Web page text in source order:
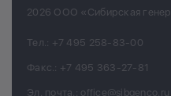
2026 ООО «Сибирская
Тел.: +7 495 258-83-00
Факс.: +7 495 363-27-81
Эл. почта.: office@sibgenco.ru